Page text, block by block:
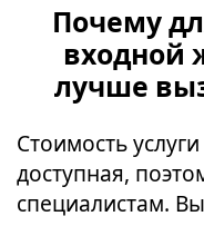
Почему
входной
лучше
Стоимость
доступная,
специалистам.